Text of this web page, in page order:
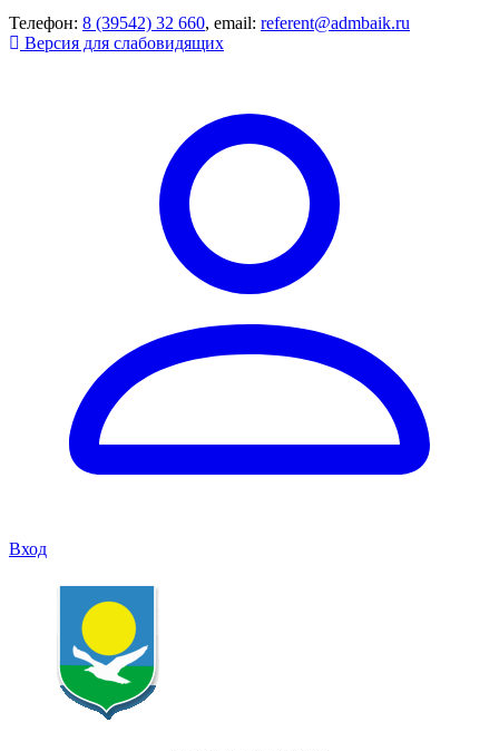
Телефон: 8 (39542) 32 660, email: referent@admbaik.ru
Версия для слабовидящих
Вход